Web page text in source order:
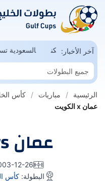
آخر الأخبار:
وحلم المونديال ممكن
الرئيسية مباريات
كأس الخليج
عمان x الكويت
عمان vs الكويت
12-26
البطولة: كأس